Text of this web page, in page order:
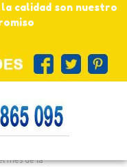
calidad son nuestro
mes de la